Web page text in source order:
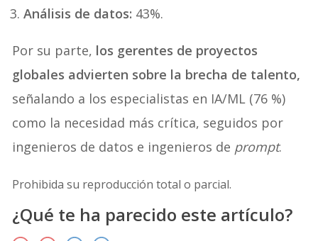
Análisis de datos: 43%.
Por su parte, los gerentes de proyectos
globales advierten sobre la brecha de talento,
señalando a los especialistas en IA/ML (76 %)
como la necesidad más crítica, seguidos por
ingenieros de datos e ingenieros de prompt.
Prohibida su reproducción total o parcial.
¿Qué te ha parecido este artículo?